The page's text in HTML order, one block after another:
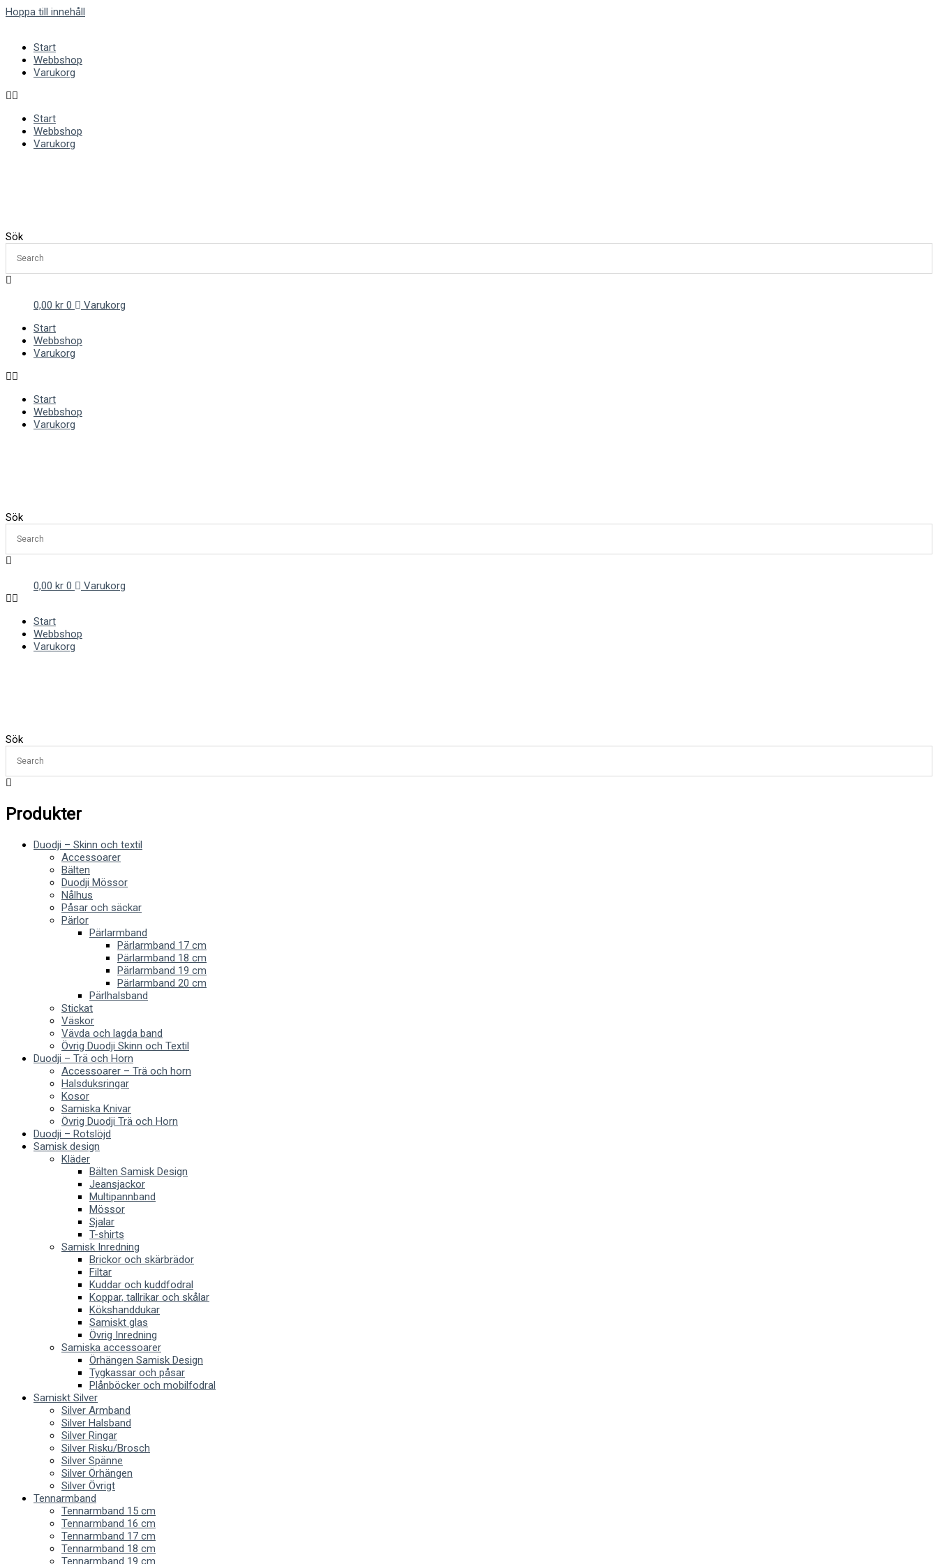
Hoppa till innehåll
Start
Webbshop
Varukorg
Start
Webbshop
Varukorg
Sök
0,00 kr 0
Varukorg
Start
Webbshop
Varukorg
Start
Webbshop
Varukorg
Sök
0,00 kr 0 Varukorg
Start
Webbshop
Varukorg
Sök
Produkter
Duodji – Skinn och textil
Accessoarer
Bälten
Duodji Mössor
Nålhus
Påsar och säckar
Pärlor
Pärlarmband
Pärlarmband 17 cm
Pärlarmband 18 cm
Pärlarmband 19 cm
Pärlarmband 20 cm
Pärlhalsband
Stickat
Väskor
Vävda och lagda band
Övrig Duodji Skinn och Textil
Duodji – Trä och Horn
Accessoarer – Trä och horn
Halsduksringar
Kosor
Samiska Knivar
Övrig Duodji Trä och Horn
Duodji – Rotslöjd
Samisk design
Kläder
Bälten Samisk Design
Jeansjackor
Multipannband
Mössor
Sjalar
T-shirts
Samisk Inredning
Brickor och skärbrädor
Filtar
Kuddar och kuddfodral
Koppar, tallrikar och skålar
Kökshanddukar
Samiskt glas
Övrig Inredning
Samiska accessoarer
Örhängen Samisk Design
Tygkassar och påsar
Plånböcker och mobilfodral
Samiskt Silver
Silver Armband
Silver Halsband
Silver Ringar
Silver Risku/Brosch
Silver Spänne
Silver Örhängen
Silver Övrigt
Tennarmband
Tennarmband 15 cm
Tennarmband 16 cm
Tennarmband 17 cm
Tennarmband 18 cm